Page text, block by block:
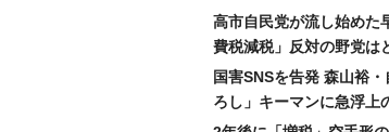
高市自民党が流し始めた
費税減税」反対の野党は
国害SNSを告発 森山裕
ろし」キーマンに急浮